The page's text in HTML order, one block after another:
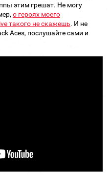
этим грешат. Не могу
о героях моего
такого не скажешь. И не
Aces, послушайте сами и